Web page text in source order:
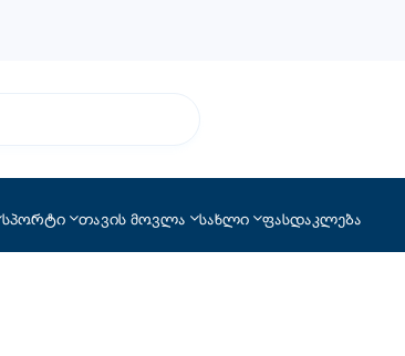
სპორტი თავის მოვლა სახლი ფასდაკლება